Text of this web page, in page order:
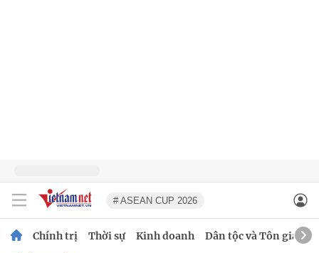
# ASEAN CUP 2026
Chính trị Thời sự Kinh doanh Dân tộc và Tôn giáo